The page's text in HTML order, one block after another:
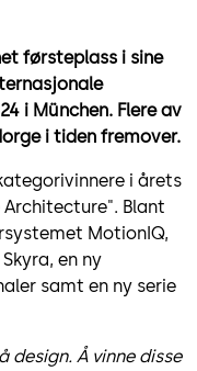
førsteplass i sine
i München. Flere av
i tiden fremover.
i årets
Architecture". Blant
MotionIQ,
en ny
samt en ny serie
design. Å vinne disse